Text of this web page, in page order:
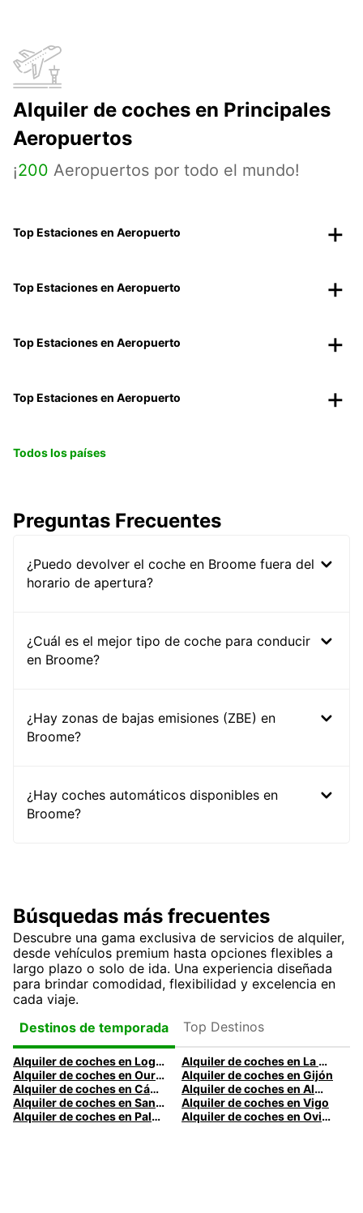
Alquiler de coches en Principales
Aeropuertos
¡200 Aeropuertos por todo el mundo!
Top Estaciones en Aeropuerto
Top Estaciones en Aeropuerto
Top Estaciones en Aeropuerto
Top Estaciones en Aeropuerto
Todos los países
Preguntas Frecuentes
¿Puedo devolver el coche en Broome fuera del
horario de apertura?
¿Cuál es el mejor tipo de coche para conducir
en Broome?
¿Hay zonas de bajas emisiones (ZBE) en
Broome?
¿Hay coches automáticos disponibles en
Broome?
Búsquedas más frecuentes
Descubre una gama exclusiva de servicios de alquiler,
desde vehículos premium hasta opciones flexibles a
largo plazo o solo de ida. Una experiencia diseñada
para brindar comodidad, flexibilidad y excelencia en
cada viaje.
Destinos de temporada
Top Destinos
Alquiler de coches en Logroño
Alquiler de coches en La Coruña
Alquiler de coches en Ourense
Alquiler de coches en Gijón
Alquiler de coches en Cádiz
Alquiler de coches en Almería
Alquiler de coches en Santander
Alquiler de coches en Vigo
Alquiler de coches en Palma
Alquiler de coches en Oviedo